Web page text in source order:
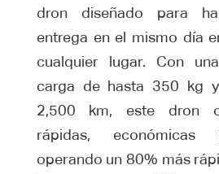
dron diseñado para
entrega en el mismo día
cualquier lugar. Con
carga de hasta 350 kg
2,500 km, este dron
rápidas, económicas
operando un 80% más